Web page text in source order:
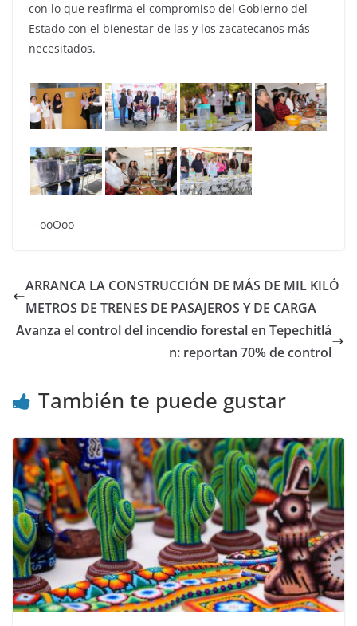
con lo que reafirma el compromiso del Gobierno del
Estado con el bienestar de las y los zacatecanos más
necesitados.
—ooOoo—
ARRANCA LA CONSTRUCCIÓN DE MÁS DE MIL KILÓ
METROS DE TRENES DE PASAJEROS Y DE CARGA
Avanza el control del incendio forestal en Tepechitlá
n: reportan 70% de control
También te puede gustar